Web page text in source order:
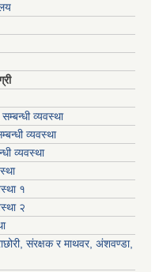
व्यवस्था
व्यवस्था
व्यवस्था
१
२
संरक्षक र माथवर, अंशवण्डा,